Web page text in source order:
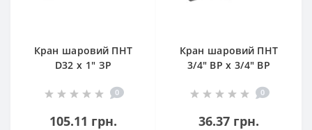
Кран шаровий ПНТ
D32 х 1" ЗР
Зовнішня різьба)
0
105.11 грн.
Кран шаровий ПНТ
3/4" ВР х 3/4" ВР
Внутрішня різьба)
0
36.37 грн.